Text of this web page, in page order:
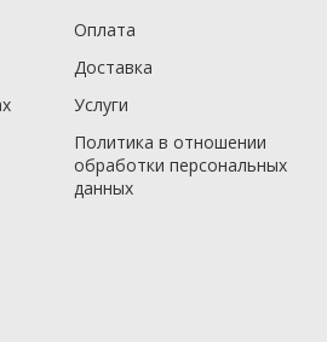
Оплата
Доставка
Услуги
Политика в отношении
обработки персональных
данныx